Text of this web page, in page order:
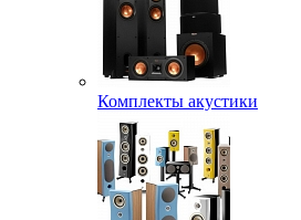
Комплекты акустики